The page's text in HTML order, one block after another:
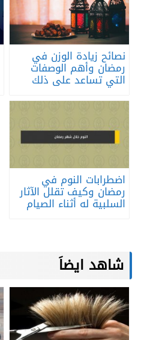
نصائح زيادة الوزن في
رمضان وأهم الوصفات
التي تساعد على ذلك
اضطرابات النوم في
رمضان وكيف تقلل الآثار
السلبية له أثناء الصيام
شاهد ايضاَ